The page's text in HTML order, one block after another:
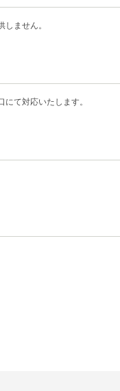
ません。
て対応いたします。